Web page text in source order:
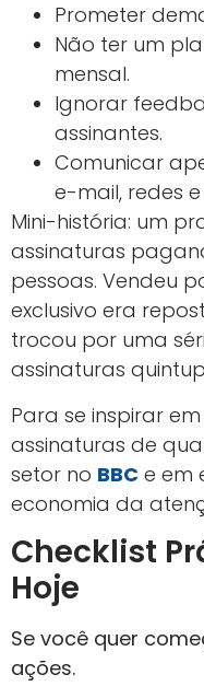
Prometer
Não ter um
mensal.
Ignorar
assinantes.
Comunicar
e-mail, redes
Mini-história: um
assinaturas
pessoas. Vendeu
exclusivo era
trocou por uma
assinaturas
Para se inspirar
assinaturas de
setor no BBC e em
economia da
Checklist
Hoje
Se você quer
ações.